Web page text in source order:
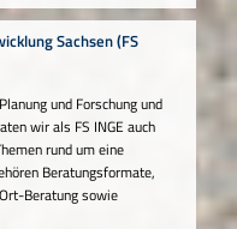
Sachsen (FS
und Forschung und
wir als FS INGE auch
rund um eine
Beratungsformate,
Beratung sowie